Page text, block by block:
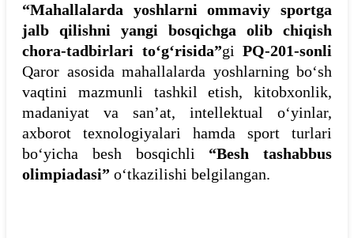
“Mahallalarda yoshlarni ommaviy sportga
jalb qilishni yangi bosqichga olib chiqish
chora-tadbirlari to‘g‘risida”gi PQ-201-sonli
Qaror asosida mahallalarda yoshlarning bo‘sh
vaqtini mazmunli tashkil etish, kitobxonlik,
madaniyat va san’at, intellektual o‘yinlar,
axborot texnologiyalari hamda sport turlari
bo‘yicha besh bosqichli “Besh tashabbus
olimpiadasi” o‘tkazilishi belgilangan.